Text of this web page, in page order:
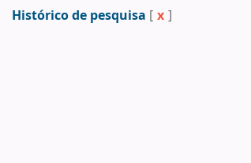
Histórico de pesquisa [ x ]